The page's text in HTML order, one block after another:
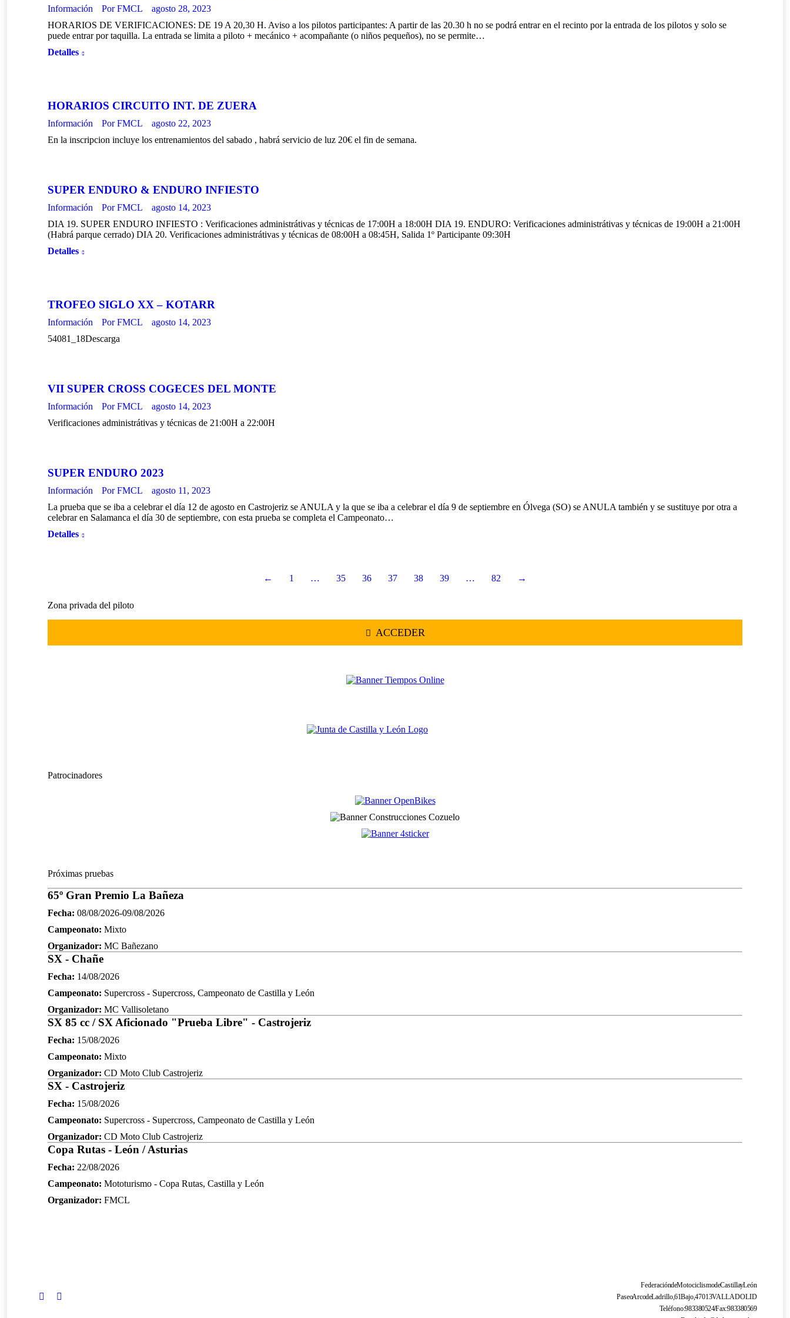
Información PorFMCL
agosto 28, 2023
HORARIOS DE VERIFICACIONES: DE 19 A 20,30 H. Aviso a los pilotos participantes: A partir de las 20.30 h no se podrá entrar en el recinto por la entrada de los pilotos y solo se
puede entrar por taquilla. La entrada se limita a piloto + mecánico + acompañante (o niños pequeños), no se permite…
Detalles
HORARIOS CIRCUITO INT. DE ZUERA
Información PorFMCL
agosto 22, 2023
En la inscripcion incluye los entrenamientos del sabado , habrá servicio de luz 20€ el fin de semana.
SUPER ENDURO & ENDURO INFIESTO
Información PorFMCL
agosto 14, 2023
DIA 19. SUPER ENDURO INFIESTO : Verificaciones administrátivas y técnicas de 17:00H a 18:00H DIA 19. ENDURO: Verificaciones administrátivas y técnicas de 19:00H a 21:00H
(Habrá parque cerrado) DIA 20. Verificaciones administrátivas y técnicas de 08:00H a 08:45H, Salida 1º Participante 09:30H
Detalles
TROFEO SIGLO XX – KOTARR
Información PorFMCL
agosto 14, 2023
54081_18Descarga
VII SUPER CROSS COGECES DEL MONTE
Información PorFMCL
agosto 14, 2023
Verificaciones administrátivas y técnicas de 21:00H a 22:00H
SUPER ENDURO 2023
Información PorFMCL
agosto 11, 2023
La prueba que se iba a celebrar el día 12 de agosto en Castrojeriz se ANULA y la que se iba a celebrar el día 9 de septiembre en Ólvega (SO) se ANULA también y se sustituye por otra a
celebrar en Salamanca el día 30 de septiembre, con esta prueba se completa el Campeonato…
Detalles
← 1 … 35 36 37 38 39 … 82 →
Zona privada del piloto
ACCEDER
Patrocinadores
Próximas pruebas
65º Gran Premio La Bañeza
Fecha: 08/08/2026-09/08/2026
Campeonato: Mixto
Organizador: MC Bañezano
SX - Chañe
Fecha: 14/08/2026
Campeonato: Supercross - Supercross, Campeonato de Castilla y León
Organizador: MC Vallisoletano
SX 85 cc / SX Aficionado "Prueba Libre" - Castrojeriz
Fecha: 15/08/2026
Campeonato: Mixto
Organizador: CD Moto Club Castrojeriz
SX - Castrojeriz
Fecha: 15/08/2026
Campeonato: Supercross - Supercross, Campeonato de Castilla y León
Organizador: CD Moto Club Castrojeriz
Copa Rutas - León / Asturias
Fecha: 22/08/2026
Campeonato: Mototurismo - Copa Rutas, Castilla y León
Organizador: FMCL
Federación de Motociclismo de Castilla y León
Paseo Arco de Ladrillo, 61 Bajo, 47013 VALLADOLID
Teléfono: 983 38 05 24 / Fax: 983 38 05 69